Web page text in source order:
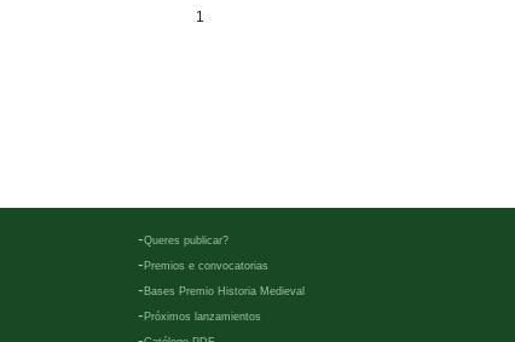
1
-Queres publicar?
- Premios e convocatorias
- Bases Premio Historia Medieval
- Próximos lanzamientos